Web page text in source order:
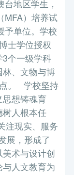
地区学生，
MFA）培养试
予单位。学校
士学位授权
个一级学科
、文物与博
。 学校坚持
思想铸魂育
树人根本任
注现实、服务
展，形成了
术与设计创
人文教育为